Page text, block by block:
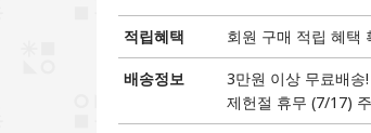
적립혜택 회원 구매 적립 혜택
배송정보
3만원 이상 무료배송!
제헌절 휴무 (7/17)